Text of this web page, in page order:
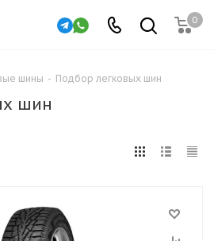
0
шины - Подбор легковых шин
шин